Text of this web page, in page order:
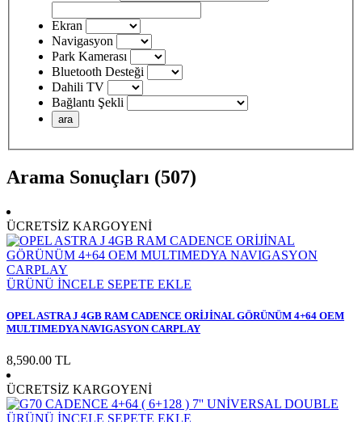
Ekran
Navigasyon
Park Kamerası
Bluetooth Desteği
Dahili TV
Bağlantı Şekli
Arama Sonuçları (507)
ÜCRETSİZ KARGOYENİ
ÜRÜNÜ İNCELE SEPETE EKLE
OPEL ASTRA J 4GB RAM CADENCE ORİJİNAL GÖRÜNÜM 4+64 OEM
MULTIMEDYA NAVIGASYON CARPLAY
8,590.00 TL
ÜCRETSİZ KARGOYENİ
ÜRÜNÜ İNCELE SEPETE EKLE